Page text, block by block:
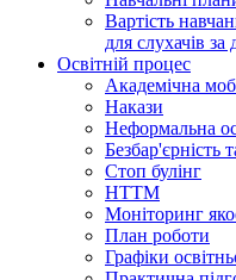
Вартість
для слухачів
Освітній процес
Академічна
Накази
Неформальна
Безбар'єрність
Стоп булінг
НТТМ
Моніторинг
План роботи
Графіки